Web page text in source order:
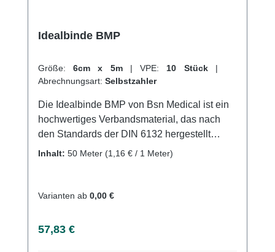
Idealbinde BMP
Größe: 6cm x 5m | VPE: 10 Stück |
Abrechnungsart: Selbstzahler
Die Idealbinde BMP von Bsn Medical ist ein
hochwertiges Verbandsmaterial, das nach
den Standards der DIN 6132 hergestellt
wurde. Sie ist luftdurchlässig, nicht
der Phlebologie und Lymphologie macht. Die
Baumwollstruktur sorgt für angenehmen
Inhalt: 50 Meter (1,16 € / 1 Meter)
Varianten ab 0,00 €
Regulärer Preis:
57,83 €